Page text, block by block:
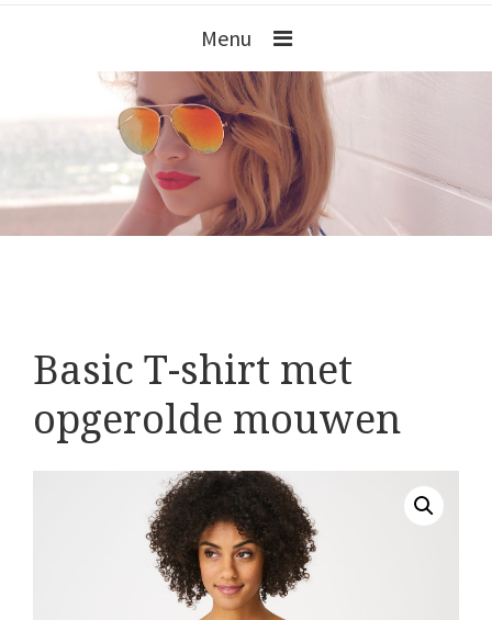
Menu
Basic T-shirt met
opgerolde mouwen